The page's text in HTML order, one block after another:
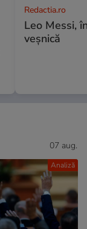
Redactia.ro
Leo Messi,
veșnică
Analiză
07 aug.